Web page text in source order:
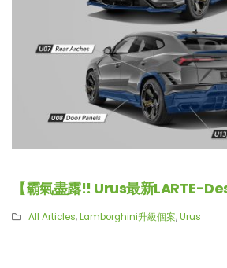
【霸氣盡露!! Urus最新LARTE-
All Articles,Lamborghini升級個案,Urus